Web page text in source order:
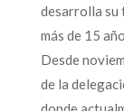
desarrolla su
más de 15
Desde
de la